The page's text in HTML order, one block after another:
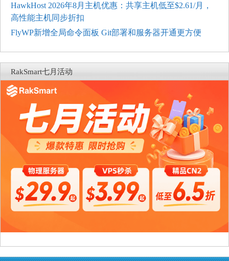
HawkHost 2026年8月主机优惠：共享主机低至$2.61/月，
高性能主机同步折扣
FlyWP新增全局命令面板 Git部署和服务器开通更方便
RakSmart七月活动